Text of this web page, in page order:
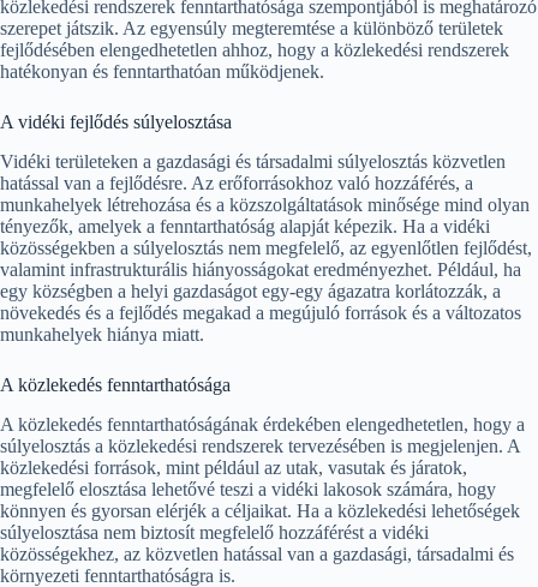
közlekedési rendszerek fenntarthatósága szempontjából is meghatározó
szerepet játszik. Az egyensúly megteremtése a különböző területek
fejlődésében elengedhetetlen ahhoz, hogy a közlekedési rendszerek
hatékonyan és fenntarthatóan működjenek.
A vidéki fejlődés súlyelosztása
Vidéki területeken a gazdasági és társadalmi súlyelosztás közvetlen
hatással van a fejlődésre. Az erőforrásokhoz való hozzáférés, a
munkahelyek létrehozása és a közszolgáltatások minősége mind olyan
tényezők, amelyek a fenntarthatóság alapját képezik. Ha a vidéki
közösségekben a súlyelosztás nem megfelelő, az egyenlőtlen fejlődést,
valamint infrastrukturális hiányosságokat eredményezhet. Például, ha
egy községben a helyi gazdaságot egy-egy ágazatra korlátozzák, a
növekedés és a fejlődés megakad a megújuló források és a változatos
munkahelyek hiánya miatt.
A közlekedés fenntarthatósága
A közlekedés fenntarthatóságának érdekében elengedhetetlen, hogy a
súlyelosztás a közlekedési rendszerek tervezésében is megjelenjen. A
közlekedési források, mint például az utak, vasutak és járatok,
megfelelő elosztása lehetővé teszi a vidéki lakosok számára, hogy
könnyen és gyorsan elérjék a céljaikat. Ha a közlekedési lehetőségek
súlyelosztása nem biztosít megfelelő hozzáférést a vidéki
közösségekhez, az közvetlen hatással van a gazdasági, társadalmi és
környezeti fenntarthatóságra is.